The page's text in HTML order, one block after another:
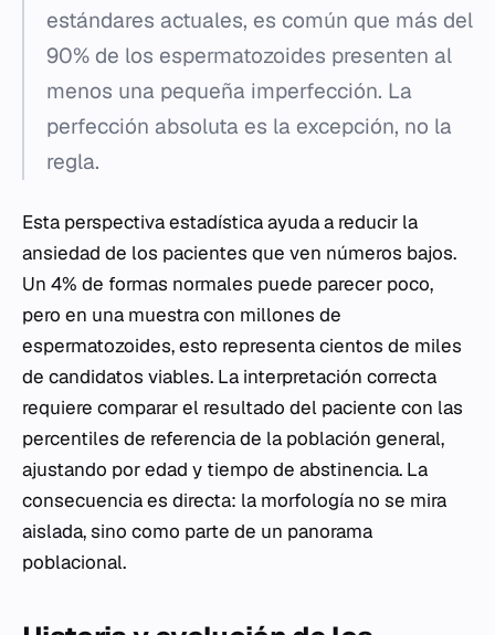
estándares actuales, es común que más del
90% de los espermatozoides presenten al
menos una pequeña imperfección. La
perfección absoluta es la excepción, no la
regla.
Esta perspectiva estadística ayuda a reducir la
ansiedad de los pacientes que ven números bajos.
Un 4% de formas normales puede parecer poco,
pero en una muestra con millones de
espermatozoides, esto representa cientos de miles
de candidatos viables. La interpretación correcta
requiere comparar el resultado del paciente con las
percentiles de referencia de la población general,
ajustando por edad y tiempo de abstinencia. La
consecuencia es directa: la morfología no se mira
aislada, sino como parte de un panorama
poblacional.